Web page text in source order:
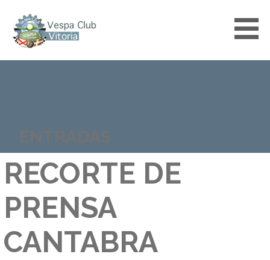
contenido
RECORTE DE
PRENSA
CANTABRA